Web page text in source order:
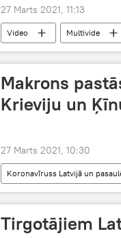
27 Marts 2021, 11:13
Video Multivide
Makrons
Krieviju un
27 Marts 2021, 10:30
Koronavīruss Latvijā un
Francija
vakcinācija
Tirgotājiem